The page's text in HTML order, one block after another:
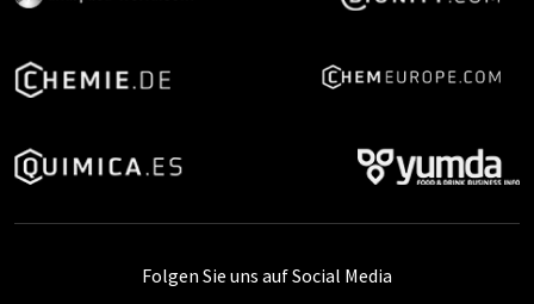
Folgen Sie uns auf Social Media